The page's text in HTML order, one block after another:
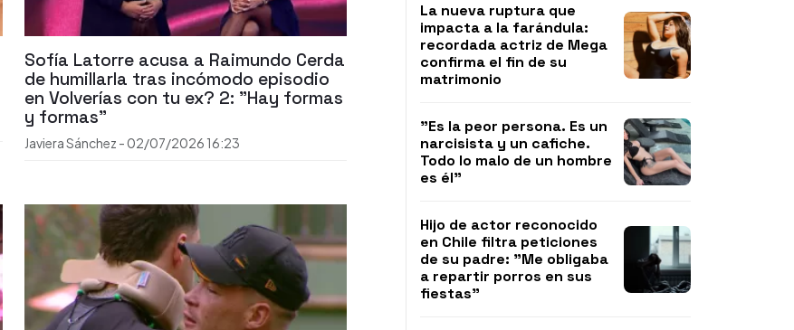
Sofía Latorre acusa a Raimundo Cerda
de humillarla tras incómodo episodio
en Volverías con tu ex? 2: "Hay formas
y formas"
Javiera Sánchez - 02/07/2026 16:23
La nueva ruptura que
impacta a la farándula:
recordada actriz de Mega
confirma el fin de su
matrimonio
"Es la peor persona. Es un
narcisista y un cafiche.
Todo lo malo de un hombre
es él"
Hijo de actor reconocido
en Chile filtra peticiones
de su padre: "Me obligaba
a repartir porros en sus
fiestas"